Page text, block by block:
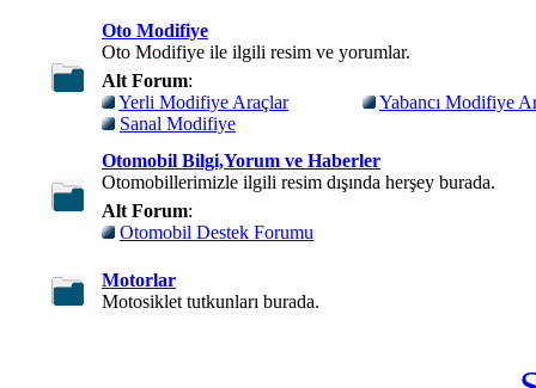
Oto Modifiye
Oto Modifiye ile ilgili resim ve yorumlar.
Alt Forum:
Yerli Modifiye Araçlar
Yabancı Modifiye
Sanal Modifiye
Otomobil Bilgi,Yorum ve Haberler
Otomobillerimizle ilgili resim dışında herşey burada.
Alt Forum:
Otomobil Destek Forumu
Motorlar
Motosiklet tutkunları burada.